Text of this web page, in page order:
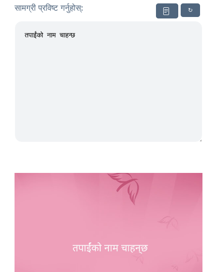
↻
सामग्री प्रविष्ट गर्नुहोस्: